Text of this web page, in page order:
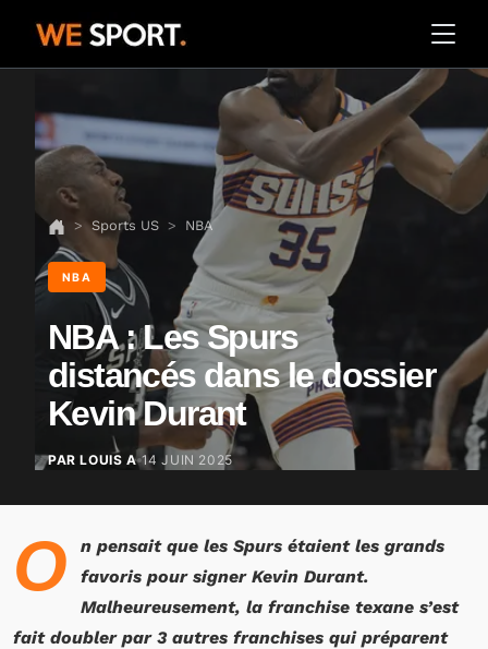
Sports US NBA
NBA
NBA : Les Spurs
distancés dans le dossier
Kevin Durant
PAR LOUIS A 14 JUIN 2025
O
n pensait que les Spurs étaient les grands
favoris pour signer Kevin Durant.
Malheureusement, la franchise texane s’est
fait doubler par 3 autres franchises qui préparent